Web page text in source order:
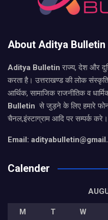
About Aditya Bulletin
Aditya Bulletinराज्य, देश और
करता है। उत्तराखण्ड की लोक
आर्थिक, सामाजिक राजनीतिक व
Bulletin से जुड़ने के लिए हमारे
चैनल,इंस्टाग्राम आदि पर सम्पर्क करे।
Email:
Calender
M T W